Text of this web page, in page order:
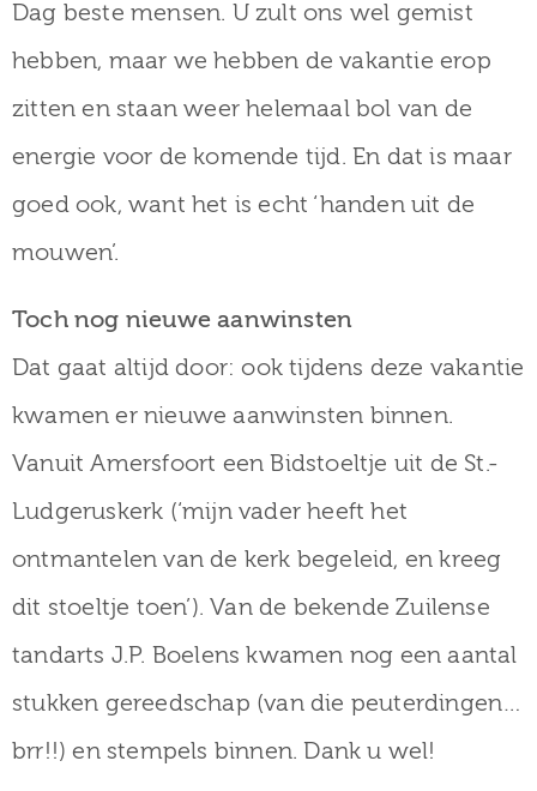
Collectie
Dag beste mensen. U zult ons wel gemist
hebben, maar we hebben de vakantie erop
zitten en staan weer helemaal bol van de
energie voor de komende tijd. En dat is maar
goed ook, want het is echt ‘handen uit de
mouwen’.
Toch nog nieuwe aanwinsten
Dat gaat altijd door: ook tijdens deze vakantie
kwamen er nieuwe aanwinsten binnen.
Vanuit Amersfoort een Bidstoeltje uit de St.-
Ludgeruskerk (‘mijn vader heeft het
ontmantelen van de kerk begeleid, en kreeg
dit stoeltje toen’). Van de bekende Zuilense
tandarts J.P. Boelens kwamen nog een aantal
stukken gereedschap (van die peuterdingen…
brr!!) en stempels binnen. Dank u wel!